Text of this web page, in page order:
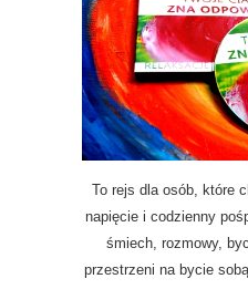
To rejs dla osób, które
napięcie i codzienny
śmiech, rozmowy,
przestrzeni na bycie